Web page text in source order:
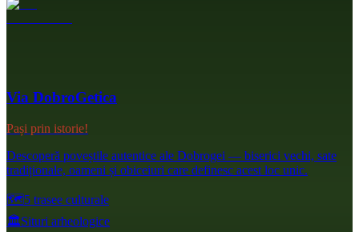
Via DobroGetica
Pași prin istorie!
Descoperă poveștile autentice ale Dobrogei — biserici vechi, sate
tradiționale, oameni și obiceiuri care definesc acest loc unic.
🗺️5 trasee culturale
🏛️Situri arheologice